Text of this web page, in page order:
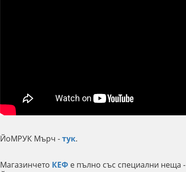
ЙоМРУК Мърч -тук.
Магазинчето КЕФ е пълно със специални неща -